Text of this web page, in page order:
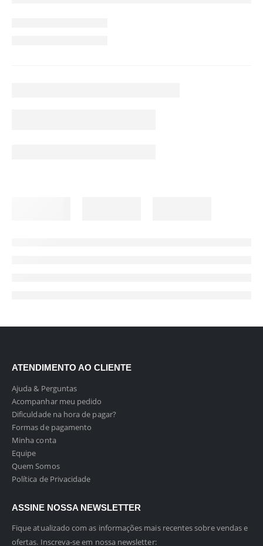
ATENDIMENTO AO CLIENTE
Ajuda & Perguntas
Acompanhar meu pedido
Dificuldade na hora de pagar?
Formas de pagamento
Minha conta
Equipe
Quem Somos
Política de Privacidade
ASSINE NOSSA NEWSLETTER
Fique atualizado com as informações mais recentes sobre vendas e
ofertas. Inscreva-se em nossa newsletter: